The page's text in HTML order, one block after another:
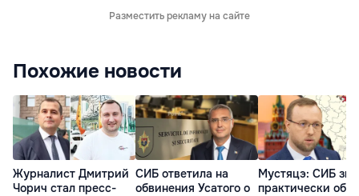
Разместить рекламу на сайте
Похожие новости
Журналист Дмитрий
Чорич стал пресс-
СИБ ответила на
обвинения Усатого о
Мустяцэ: СИБ
практически обо